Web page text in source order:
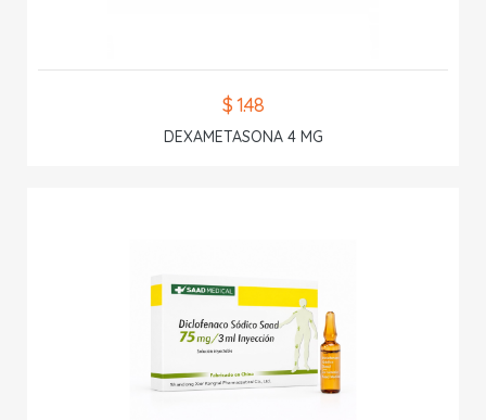
$ 1.48
DEXAMETASONA 4 MG